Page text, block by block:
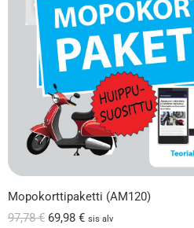
Mopokorttipaketti (AM120)
97,78€ 69,98 € sis alv